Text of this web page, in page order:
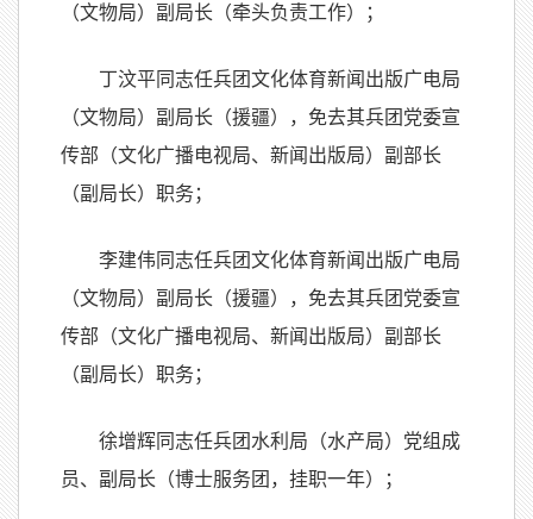
（文物局）副局长（牵头负责工作）；
丁汶平同志任兵团文化体育新闻出版广电局
（文物局）副局长（援疆），免去其兵团党委宣
传部（文化广播电视局、新闻出版局）副部长
（副局长）职务；
李建伟同志任兵团文化体育新闻出版广电局
（文物局）副局长（援疆），免去其兵团党委宣
传部（文化广播电视局、新闻出版局）副部长
（副局长）职务；
徐增辉同志任兵团水利局（水产局）党组成
员、副局长（博士服务团，挂职一年）；